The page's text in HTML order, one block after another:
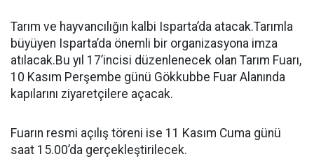
Tarım ve hayvancılığın kalbi Isparta’da atacak.Tarımla
büyüyen Isparta’da önemli bir organizasyona imza
atılacak.Bu yıl 17’incisi düzenlenecek olan Tarım Fuarı,
10 Kasım Perşembe günü Gökkubbe Fuar Alanında
kapılarını ziyaretçilere açacak.
Fuarın resmi açılış töreni ise 11 Kasım Cuma günü
saat 15.00’da gerçekleştirilecek.